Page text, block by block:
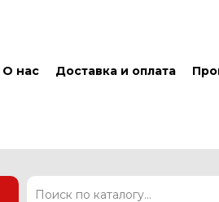
О нас Доставка и оплата